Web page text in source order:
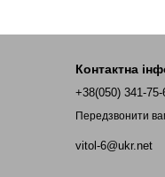
Контактна
+38(050) 341-75-
Передзвонити
vitol-6@ukr.net